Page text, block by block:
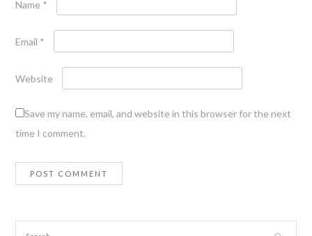
Name *
Email *
Website
Save my name, email, and website in this browser for the next
time I comment.